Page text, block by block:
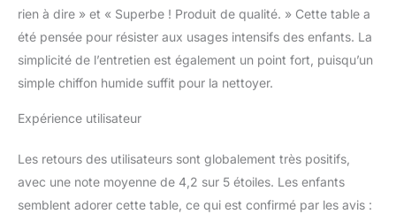
rien à dire » et « Superbe ! Produit de qualité. » Cette table a
été pensée pour résister aux usages intensifs des enfants. La
simplicité de l’entretien est également un point fort, puisqu’un
simple chiffon humide suffit pour la nettoyer.
Expérience utilisateur
Les retours des utilisateurs sont globalement très positifs,
avec une note moyenne de 4,2 sur 5 étoiles. Les enfants
semblent adorer cette table, ce qui est confirmé par les avis :